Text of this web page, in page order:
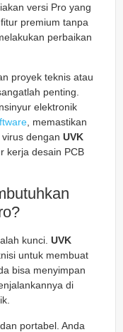
versi Pro yang
premium tanpa
perbaikan
proyek teknis atau
penting.
elektronik
, memastikan
dengan UVK
kerja desain PCB
kunci. UVK
untuk membuat
bisa menyimpan
di
portabel. Anda